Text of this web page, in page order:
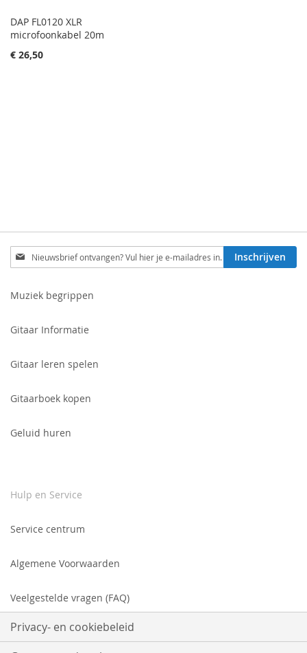
DAP FL0120 XLR
microfoonkabel 20m
€ 26,50
Schrijf
je
voor
Inschrijven
Muziek begrippen
Gitaar Informatie
Gitaar leren spelen
Gitaarboek kopen
Geluid huren
Hulp en Service
Service centrum
Algemene Voorwaarden
Veelgestelde vragen (FAQ)
Privacy- en cookiebeleid